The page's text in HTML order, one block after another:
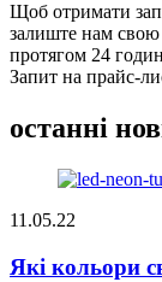
Щоб отримати
залиште нам свою
протягом 24
Запит на прайс-
останні
11.05.22
Які кольори